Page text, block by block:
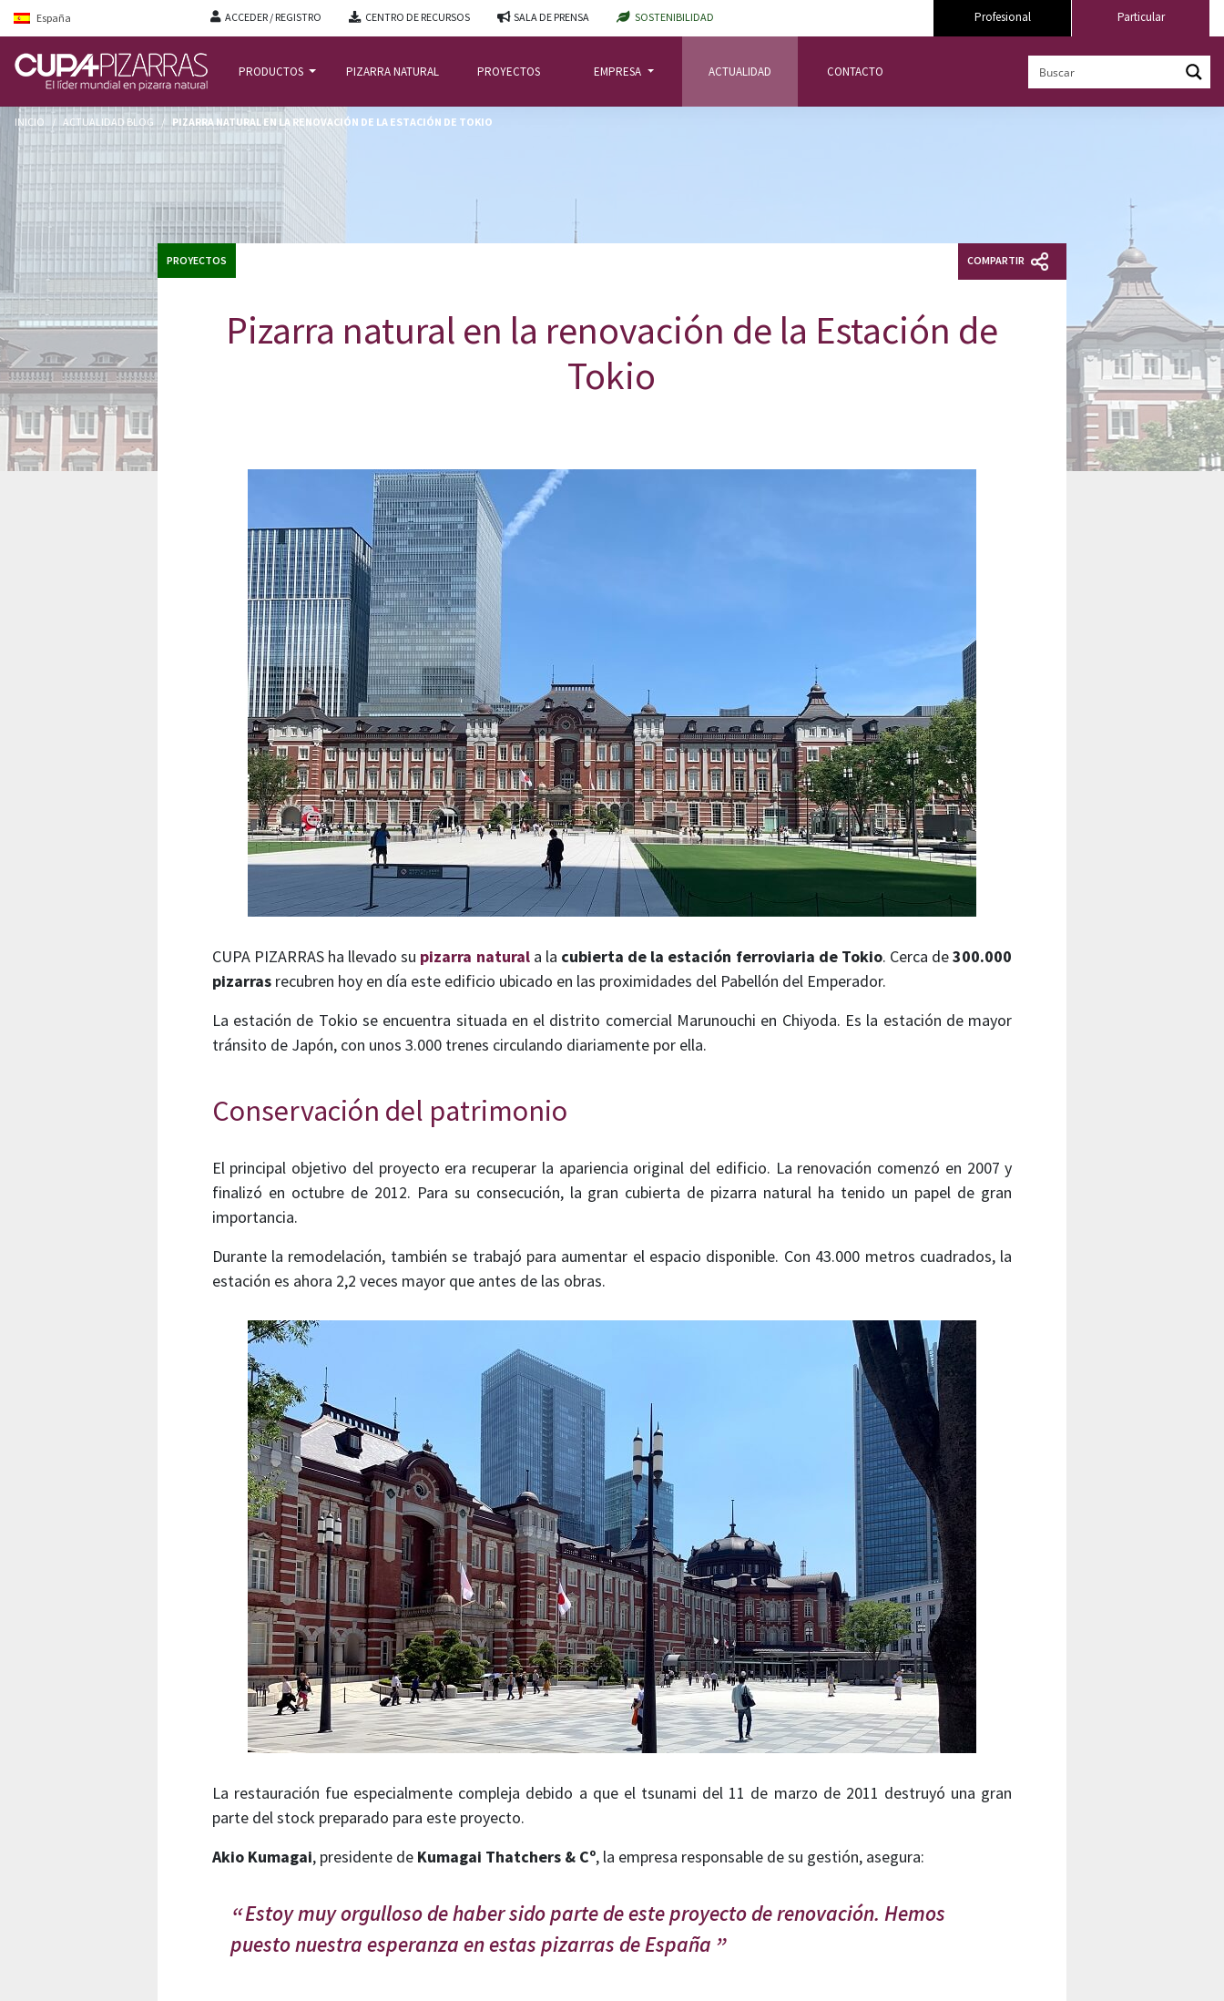
España ACCEDER / REGISTRO CENTRO DE RECURSOS SALA DE PRENSA SOSTENIBILIDAD Particular
Profesional
PRODUCTOS PIZARRA NATURAL PROYECTOS EMPRESA ACTUALIDAD CONTACTO
INICIO / ACTUALIDAD BLOG / PIZARRA NATURAL EN LA RENOVACIÓN DE LA ESTACIÓN DE TOKIO
PROYECTOS COMPARTIR
Pizarra natural en la renovación de la Estación de
Tokio
CUPA PIZARRAS ha llevado su pizarra naturala la cubierta de la estación ferroviaria de Tokio. Cerca de300.000
pizarrasrecubren hoy en día este edificio ubicado en las proximidades del Pabellón del Emperador.
La estación de Tokio se encuentra situada en el distrito comercial Marunouchi en Chiyoda. Es la estación de mayor
tránsito de Japón, con unos 3.000 trenes circulando diariamente por ella.
Conservación del patrimonio
El principal objetivo del proyecto era recuperar la apariencia original del edificio. La renovación comenzó en 2007 y
finalizó en octubre de 2012. Para su consecución, la gran cubierta de pizarra natural ha tenido un papel de gran
importancia.
Durante la remodelación, también se trabajó para aumentar el espacio disponible. Con 43.000 metros cuadrados, la
estación es ahora 2,2 veces mayor que antes de las obras.
La restauración fue especialmente compleja debido a que el tsunami del 11 de marzo de 2011 destruyó una gran
parte del stock preparado para este proyecto.
Akio Kumagai, presidente de Kumagai Thatchers & Cº, la empresa responsable de su gestión, asegura:
Estoy muy orgulloso de haber sido parte de este proyecto de renovación. Hemos
puesto nuestra esperanza en estas pizarras de España